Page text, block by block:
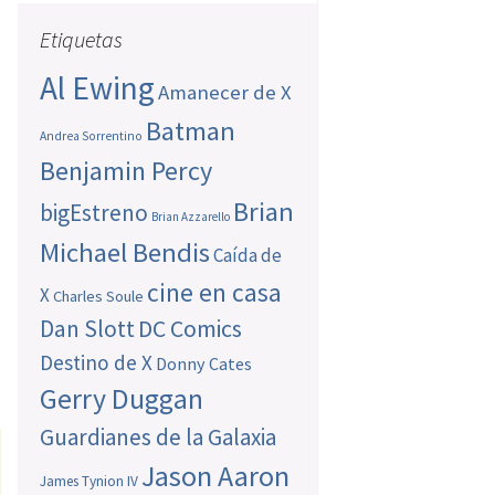
Etiquetas
Al EwingAmanecer de X
Andrea Sorrentino Batman
Benjamin Percy
bigEstreno Brian Azzarello Brian
Michael BendisCaída de
XCharles Soule cine en casa
Dan SlottDC Comics
Destino de X Donny Cates
Gerry Duggan
Guardianes de la Galaxia
James Tynion IV Jason Aaron